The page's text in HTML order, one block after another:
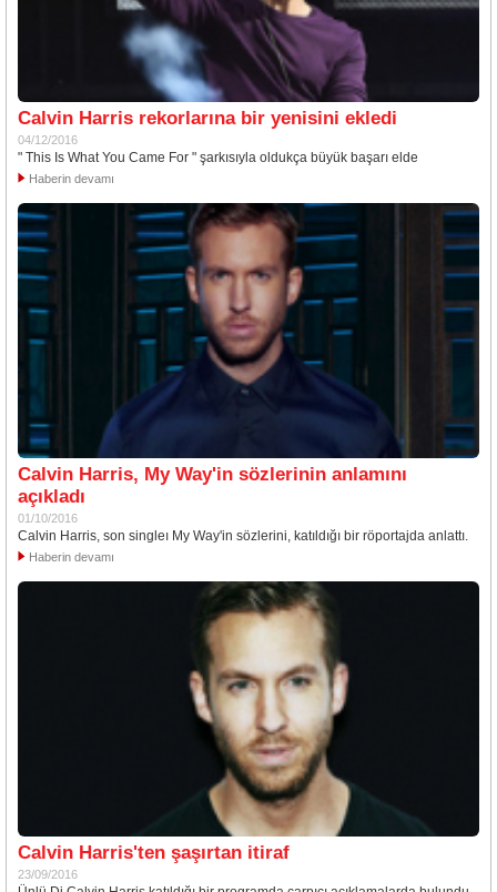
Calvin Harris rekorlarına bir yenisini ekledi
04/12/2016
" This Is What You Came For " şarkısıyla oldukça büyük başarı elde
Haberin devamı
Calvin Harris, My Way'in sözlerinin anlamını
açıkladı
01/10/2016
Calvin Harris, son singleı My Way'in sözlerini, katıldığı bir röportajda anlattı.
Haberin devamı
Calvin Harris'ten şaşırtan itiraf
23/09/2016